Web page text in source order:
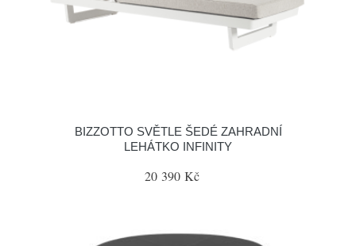
BIZZOTTO SVĚTLE ŠEDÉ ZAHRADNÍ
LEHÁTKO INFINITY
20 390 Kč